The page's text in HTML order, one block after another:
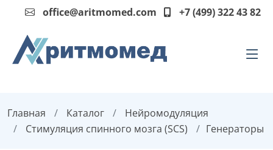
office@aritmomed.com +7 (499) 322 43 82
Главная Каталог
Нейромодуляция
Стимуляция спинного мозга (SCS)
Генераторы